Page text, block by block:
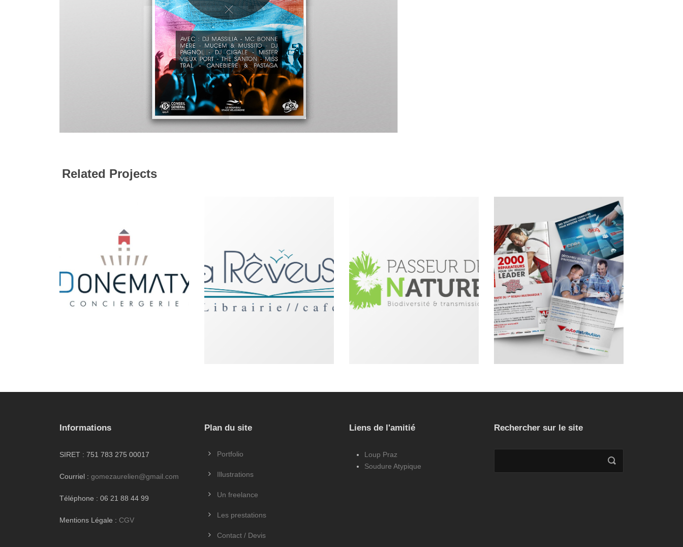
Related Projects
logo
edition,graphisme,mise en page,
presse
Informations
SIRET : 751 783 275 00017
Courriel : gomezaurelien@gmail.com
Téléphone : 06 21 88 44 99
Mentions Légale : CGV
Plan du site
Portfolio
Illustrations
Un freelance
Les prestations
Contact / Devis
Liens de l'amitié
Loup Praz
Soudure Atypique
Rechercher sur le site